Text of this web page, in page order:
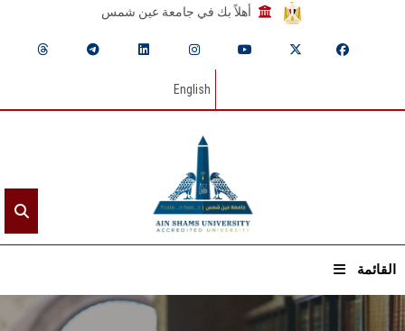
أهلاً بك في جامعة عين شمس
English
القائمة
الرئيسيـة